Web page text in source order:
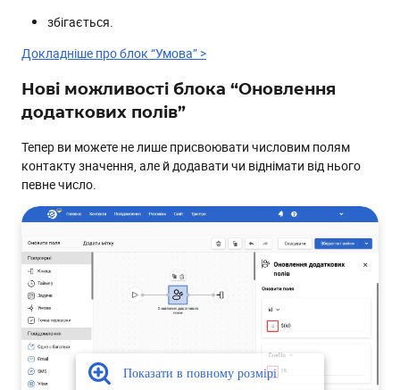
збігається.
Докладніше про блок “Умова” >
Нові можливості блока “Оновлення
додаткових полів”
Тепер ви можете не лише присвоювати числовим полям
контакту значення, але й додавати чи віднімати від нього
певне число.